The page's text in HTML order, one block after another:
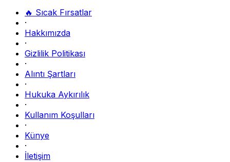
🔥 Sıcak Fırsatlar
·
Hakkımızda
·
Gizlilik Politikası
·
Alıntı Şartları
·
Hukuka Aykırılık
·
Kullanım Koşulları
·
Künye
·
İletişim